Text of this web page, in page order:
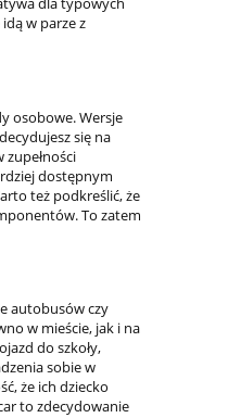
w parze z
osobowe. Wersje
się na
zupełności
dostępnym
też podkreślić, że
To zatem
autobusów czy
w mieście, jak i na
do szkoły,
sobie w
że ich dziecko
to zdecydowanie